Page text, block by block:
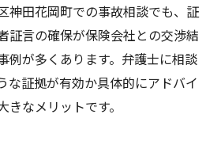
神田花岡町での事故相談でも、証
証言の確保が保険会社との交渉結
例が多くあります。弁護士に相談
な証拠が有効か具体的にアドバイ
なメリットです。